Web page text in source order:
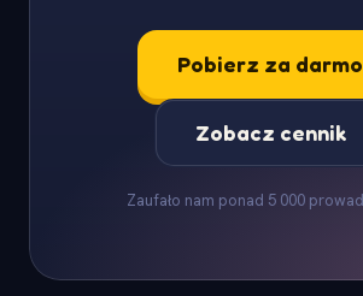
Pobierz za darmo
Zobacz cennik
Zaufało nam ponad 5 000